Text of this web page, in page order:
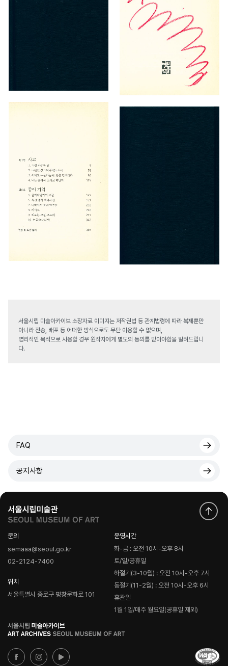
서울시립 미술아카이브 소장자료 이미지는 저작권법 등 관계법령에 따라 복제뿐만
아니라 전송, 배포 등 어떠한 방식으로도 무단 이용할 수 없으며,
영리적인 목적으로 사용할 경우 원작자에게 별도의 동의를 받아야함을 알려드립니
다.
FAQ
공지사항
문의
semaaa@seoul.go.kr
02-2124-7400
위치
서울특별시 종로구 평창문화로 101
운영시간
화-금 : 오전 10시-오후 8시
토/일/공휴일
하절기(3-10월) : 오전 10시-오후 7시
동절기(11-2월) : 오전 10시-오후 6시
휴관일
1월 1일/매주 월요일(공휴일 제외)
로
고